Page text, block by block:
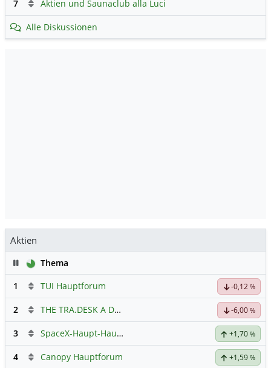
7 Aktien und Saunaclub alla Luci
Alle Diskussionen
Aktien
PauseThema
1
TUI Hauptforum -0,12 %
2 THE TRA.DESK A DL-,000001 -6,00 %
3 SpaceX-Haupt-Hauptforum +1,70 %
4 Canopy Hauptforum +1,59 %